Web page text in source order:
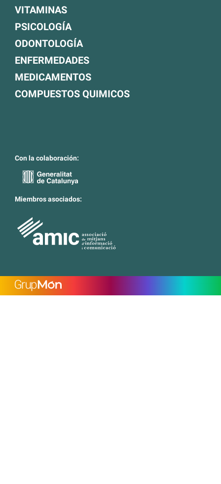
VITAMINAS
PSICOLOGÍA
ODONTOLOGÍA
ENFERMEDADES
MEDICAMENTOS
COMPUESTOS QUIMICOS
Con la colaboración:
Miembros asociados: